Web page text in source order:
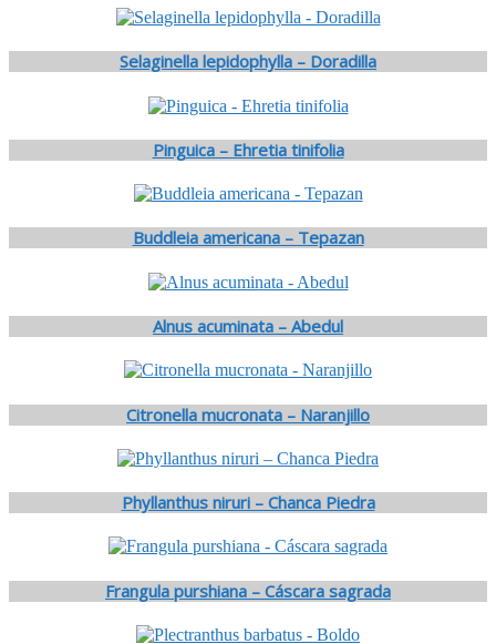
Selaginella lepidophylla – Doradilla
Pinguica – Ehretia tinifolia
Buddleia americana – Tepazan
Alnus acuminata – Abedul
Citronella mucronata – Naranjillo
Phyllanthus niruri – Chanca Piedra
Frangula purshiana – Cáscara sagrada